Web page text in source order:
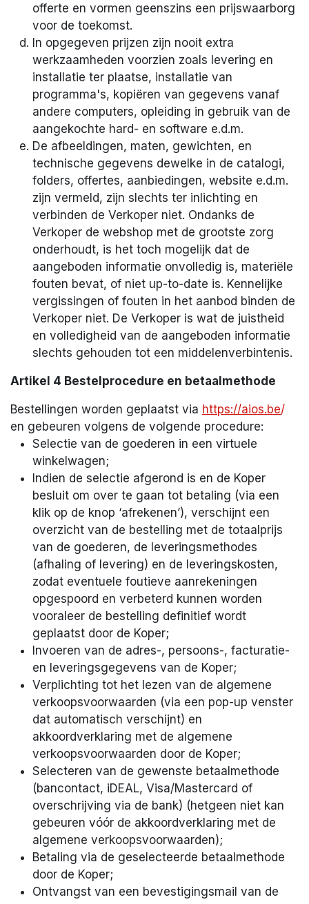
offerte en vormen geenszins een prijswaarborg
voor de toekomst.
In opgegeven prijzen zijn nooit extra
werkzaamheden voorzien zoals levering en
installatie ter plaatse, installatie van
programma's, kopiëren van gegevens vanaf
andere computers, opleiding in gebruik van de
aangekochte hard- en software e.d.m.
De afbeeldingen, maten, gewichten, en
technische gegevens dewelke in de catalogi,
folders, offertes, aanbiedingen, website e.d.m.
zijn vermeld, zijn slechts ter inlichting en
verbinden de Verkoper niet. Ondanks de
Verkoper de webshop met de grootste zorg
onderhoudt, is het toch mogelijk dat de
aangeboden informatie onvolledig is, materiële
fouten bevat, of niet up-to-date is. Kennelijke
vergissingen of fouten in het aanbod binden de
Verkoper niet. De Verkoper is wat de juistheid
en volledigheid van de aangeboden informatie
slechts gehouden tot een middelenverbintenis.
Artikel 4 Bestelprocedure en betaalmethode
Bestellingen worden geplaatst via https://aios.be/
en gebeuren volgens de volgende procedure:
Selectie van de goederen in een virtuele
winkelwagen;
Indien de selectie afgerond is en de Koper
besluit om over te gaan tot betaling (via een
klik op de knop ‘afrekenen’), verschijnt een
overzicht van de bestelling met de totaalprijs
van de goederen, de leveringsmethodes
(afhaling of levering) en de leveringskosten,
zodat eventuele foutieve aanrekeningen
opgespoord en verbeterd kunnen worden
vooraleer de bestelling definitief wordt
geplaatst door de Koper;
Invoeren van de adres-, persoons-, facturatie-
en leveringsgegevens van de Koper;
Verplichting tot het lezen van de algemene
verkoopsvoorwaarden (via een pop-up venster
dat automatisch verschijnt) en
akkoordverklaring met de algemene
verkoopsvoorwaarden door de Koper;
Selecteren van de gewenste betaalmethode
(bancontact, iDEAL, Visa/Mastercard of
overschrijving via de bank) (hetgeen niet kan
gebeuren vóór de akkoordverklaring met de
algemene verkoopsvoorwaarden);
Betaling via de geselecteerde betaalmethode
door de Koper;
Ontvangst van een bevestigingsmail van de